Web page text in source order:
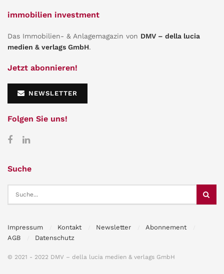
immobilien investment
Das Immobilien- & Anlagemagazin von DMV – della lucia
medien & verlags GmbH.
Jetzt abonnieren!
NEWSLETTER
Folgen Sie uns!
Suche
Impressum Kontakt Newsletter
Abonnement
AGB
Datenschutz
© 2021 - 2022 DMV – della lucia medien & verlags GmbH